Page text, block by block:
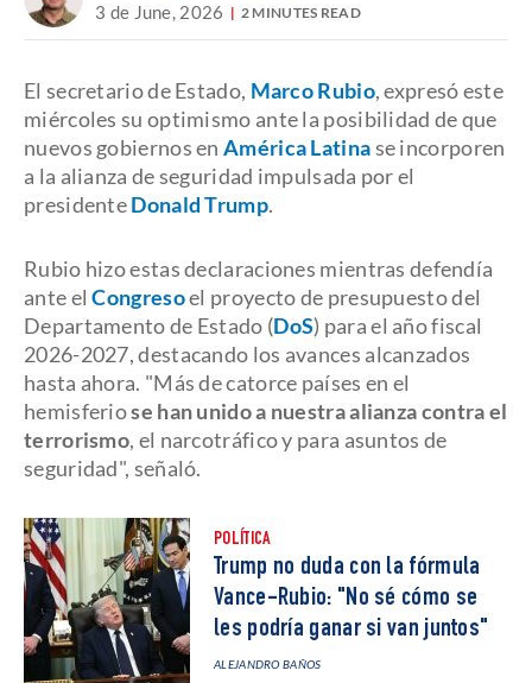
3 de June, 2026 2 MINUTES READ
El secretario de Estado, Marco Rubio, expresó este
miércoles su optimismo ante la posibilidad de que
nuevos gobiernos enAmérica Latinase incorporen
a la alianza de seguridad impulsada por el
presidenteDonald Trump.
Rubio hizo estas declaraciones mientras defendía
ante elCongresoel proyecto de presupuesto del
Departamento de Estado (DoS) para el año fiscal
2026-2027, destacando los avances alcanzados
hasta ahora. "Más de catorce países en el
hemisferiose han unido a nuestra alianza contra el
terrorismo, el narcotráfico y para asuntos de
seguridad", señaló.
POLÍTICA
Trump no duda con la fórmula
Vance-Rubio: "No sé cómo se
les podría ganar si van juntos"
ALEJANDRO BAÑOS